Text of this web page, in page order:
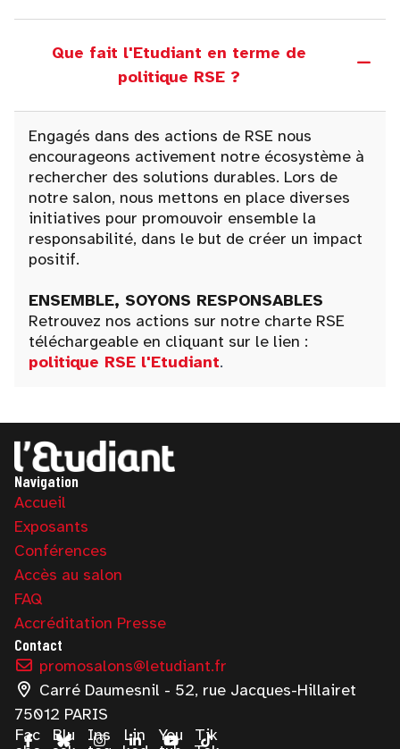
Que fait l'Etudiant en terme de
politique RSE ?
Engagés dans des actions de RSE nous
encourageons activement notre écosystème à
rechercher des solutions durables. Lors de
notre salon, nous mettons en place diverses
initiatives pour promouvoir ensemble la
responsabilité, dans le but de créer un impact
positif.
ENSEMBLE, SOYONS RESPONSABLES
Retrouvez nos actions sur notre charte RSE
téléchargeable en cliquant sur le lien :
politique RSE l'Etudiant.
Navigation
Accueil
Exposants
Conférences
Accès au salon
FAQ
Accréditation Presse
Contact
promosalons@letudiant.fr
Carré Daumesnil - 52, rue Jacques-Hillairet
75012 PARIS
Fac
Blu
Ins
Lin
You
Tik